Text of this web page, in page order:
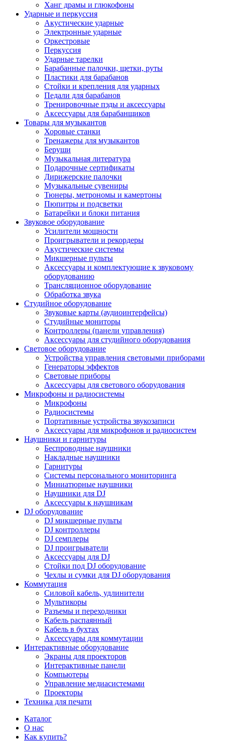
Ханг драмы и глюкофоны
Ударные и перкуссия
Акустические ударные
Электронные ударные
Оркестровые
Перкуссия
Ударные тарелки
Барабанные палочки, щетки, руты
Пластики для барабанов
Стойки и крепления для ударных
Педали для барабанов
Тренировочные пэды и аксессуары
Аксессуары для барабанщиков
Товары для музыкантов
Хоровые станки
Тренажеры для музыкантов
Беруши
Музыкальная литература
Подарочные сертификаты
Дирижерские палочки
Музыкальные сувениры
Тюнеры, метрономы и камертоны
Пюпитры и подсветки
Батарейки и блоки питания
Звуковое оборудование
Усилители мощности
Проигрыватели и рекордеры
Акустические системы
Микшерные пульты
Аксессуары и комплектующие к звуковому
оборудованию
Трансляционное оборудование
Обработка звука
Студийное оборудование
Звуковые карты (аудиоинтерфейсы)
Студийные мониторы
Контроллеры (панели управления)
Аксессуары для студийного оборудования
Световое оборудование
Устройства управления световыми приборами
Генераторы эффектов
Световые приборы
Аксессуары для светового оборудования
Микрофоны и радиосистемы
Микрофоны
Радиосистемы
Портативные устройства звукозаписи
Аксессуары для микрофонов и радиосистем
Наушники и гарнитуры
Беспроводные наушники
Накладные наушники
Гарнитуры
Системы персонального мониторинга
Миниатюрные наушники
Наушники для DJ
Аксессуары к наушникам
DJ оборудование
DJ микшерные пульты
DJ контроллеры
DJ семплеры
DJ проигрыватели
Аксессуары для DJ
Стойки под DJ оборудование
Чехлы и сумки для DJ оборудования
Коммутация
Силовой кабель, удлинители
Мультикоры
Разъемы и переходники
Кабель распаянный
Кабель в бухтах
Аксессуары для коммутации
Интерактивные оборудование
Экраны для проекторов
Интерактивные панели
Компьютеры
Управление медиасистемами
Проекторы
Техника для печати
Каталог
О нас
Как купить?